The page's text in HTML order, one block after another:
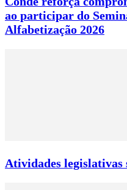
ao participar do
Alfabetização 2026
Atividades legislativas